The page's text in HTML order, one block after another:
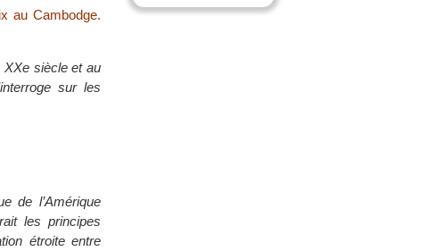
au Cambodge.
siècle et au
sur les
de l’Amérique
les principes
étroite entre